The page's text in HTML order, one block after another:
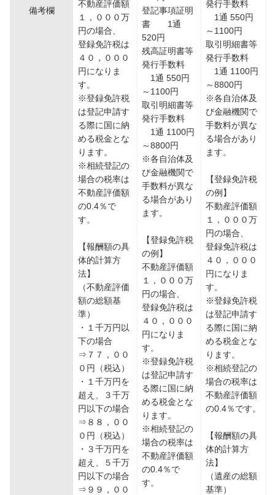
備考欄
不動産評価額
１，０００万
円の場合、
登録免許税は
４０，０００
円になりま
す。
※登録免許税
は登記申請す
る際に国に納
める税金とな
ります。
※相続登記の
場合の税率は
不動産評価額
の0.4％で
す。
【報酬額の具
体的計算方
法】
（不動産評価
額の総額基
準）
・１千万円以
下の場合
⇒７７，００
０円（税込）
・１千万円を
超え、３千万
円以下の場合
⇒８８，００
０円（税込）
・３千万円を
超え、５千万
円以下の場合
⇒９９，００
登記事項証明
書 1通
520円
残高証明書等
発行手数料
1通 550円
～1100円
取引明細書等
発行手数料
1通 1100円
～8800円
※各自治体及
び金融機関で
手数料が異な
る場合があり
ます。
【登録免許税
の例】
不動産評価額
１，０００万
円の場合、
登録免許税は
４０，０００
円になりま
す。
※登録免許税
は登記申請す
る際に国に納
める税金とな
ります。
※相続登記の
場合の税率は
不動産評価額
の0.4％で
す。
発行手数料
1通 550円
～1100円
取引明細書等
発行手数料
1通 1100円
～8800円
※各自治体及
び金融機関で
手数料が異な
る場合があり
ます。
【登録免許税
の例】
不動産評価額
１，０００万
円の場合、
登録免許税は
４０，０００
円になりま
す。
※登録免許税
は登記申請す
る際に国に納
める税金とな
ります。
※相続登記の
場合の税率は
不動産評価額
の0.4％です。
【報酬額の具
体的計算方
法】
（遺産の総額
基準）